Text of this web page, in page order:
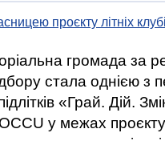
проєкту літніх
громада за
стала однією
«Грай. Дій.
у межах